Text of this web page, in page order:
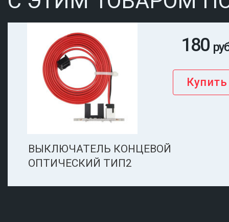
180
ВЫКЛЮЧАТЕЛЬ КОНЦЕВОЙ
ОПТИЧЕСКИЙ ТИП2